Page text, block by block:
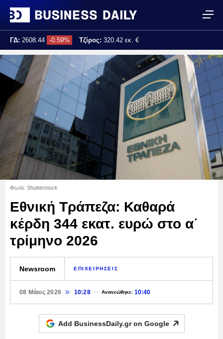
ΓΔ: 2608.44 -0.59% Τζίρος: 320.42 εκ. €
Τελ. ενημέρωση: 17:25:02
Φωτό: Shutterstock
Εθνική Τράπεζα: Καθαρά
κέρδη 344 εκατ. ευρώ στο α΄
τρίμηνο 2026
Newsroom ΕΠΙΧΕΙΡΗΣΕΙΣ
08 Μάιος 2026 10:28 Ανανεώθηκε:10:40
Add BusinessDaily.gr on Google